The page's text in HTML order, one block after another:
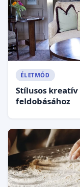
ÉLETMÓD
Stílusos
feldobásához